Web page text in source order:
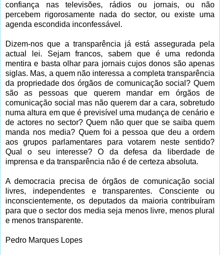
confiança nas televisões, rádios ou jornais, ou não
percebem rigorosamente nada do sector, ou existe uma
agenda escondida inconfessável.
Dizem-nos que a transparência já está assegurada pela
actual lei. Sejam francos, sabem que é uma redonda
mentira e basta olhar para jornais cujos donos são apenas
siglas. Mas, a quem não interessa a completa transparência
da propriedade dos órgãos de comunicação social? Quem
são as pessoas que querem mandar em órgãos de
comunicação social mas não querem dar a cara, sobretudo
numa altura em que é previsível uma mudança de cenário e
de actores no sector? Quem não quer que se saiba quem
manda nos media? Quem foi a pessoa que deu a ordem
aos grupos parlamentares para votarem neste sentido?
Qual o seu interesse? O da defesa da liberdade de
imprensa e da transparência não é de certeza absoluta.
A democracia precisa de órgãos de comunicação social
livres, independentes e transparentes. Consciente ou
inconscientemente, os deputados da maioria contribuíram
para que o sector dos media seja menos livre, menos plural
e menos transparente.
Pedro Marques Lopes